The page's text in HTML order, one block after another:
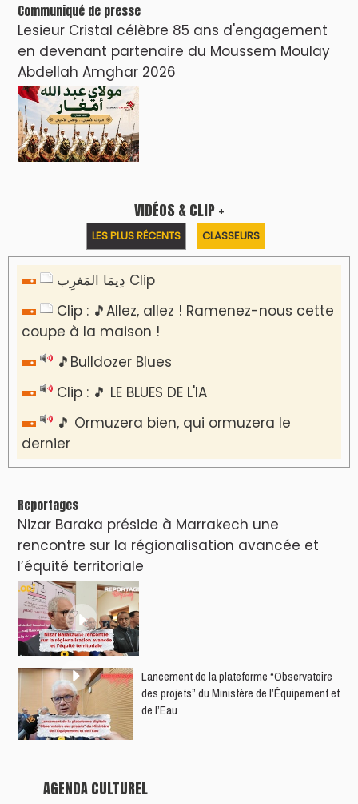
Communiqué de presse
Lesieur Cristal célèbre 85 ans d'engagement
en devenant partenaire du Moussem Moulay
Abdellah Amghar 2026
VIDÉOS & CLIP +
LES PLUS RÉCENTS CLASSEURS
دِيمَا المَغرِب Clip
Clip : 🎵Allez, allez ! Ramenez-nous cette
coupe à la maison !
🎵Bulldozer Blues
Clip : 🎵 LE BLUES DE L'IA
🎵 Ormuzera bien, qui ormuzera le
dernier
Reportages
Nizar Baraka préside à Marrakech une
rencontre sur la régionalisation avancée et
l’équité territoriale
​Lancement de la plateforme “Observatoire
des projets” du Ministère de l’Équipement et
de l’Eau
AGENDA CULTUREL